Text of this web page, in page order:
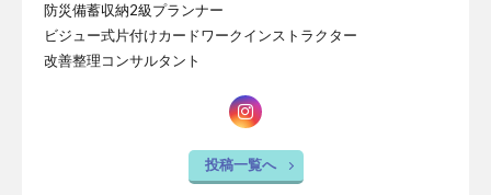
防災備蓄収納2級プランナー
ビジュー式片付けカードワークインストラクター
改善整理コンサルタント
投稿一覧へ